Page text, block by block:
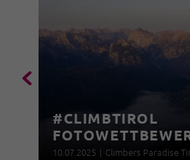
#CLIMBTIROL
10.07.2025 | Climbers Paradise